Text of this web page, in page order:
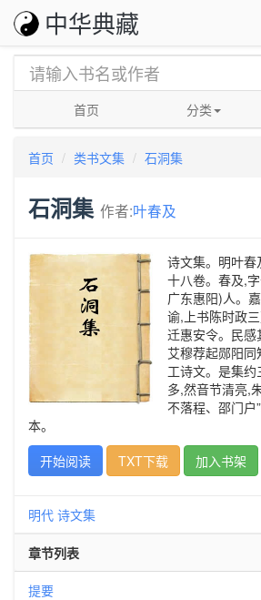
中华典藏
首页 分类
首页 类书文集 石洞集
石洞集 作者:叶春及
诗文集。明叶
十八卷。春及,
广东惠阳)人。
谕,上书陈时政
迁惠安令。民
艾穆荐起郧阳同
工诗文。是集
多,然音节清亮,
不落程、邵门户
本。
开始阅读
TXT下载 加入书架
明代 诗文集
章节列表
提要